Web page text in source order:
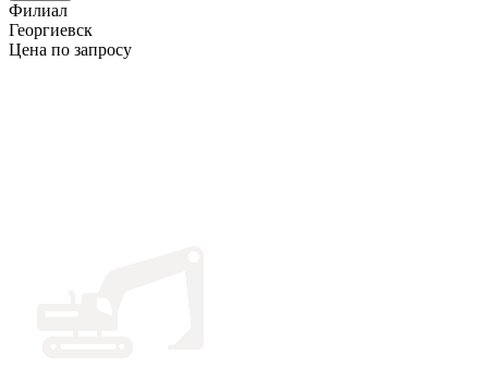
Филиал
Георгиевск
Цена по запросу